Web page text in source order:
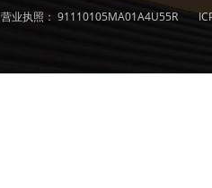
营业执照： 91110105MA01A4U55R